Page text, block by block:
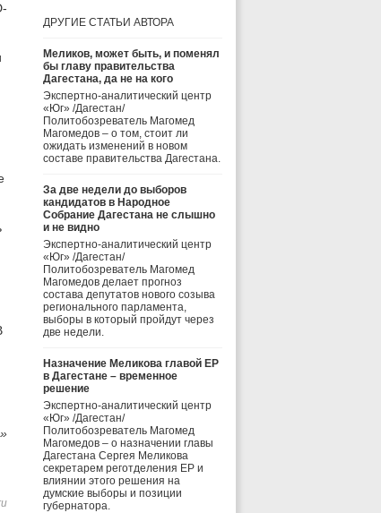
ДРУГИЕ СТАТЬИ АВТОРА
Меликов, может быть, и поменял
бы главу правительства
Дагестана, да не на кого
Экспертно-аналитический центр
«Юг» /Дагестан/
Политобозреватель Магомед
Магомедов – о том, стоит ли
ожидать изменений в новом
составе правительства Дагестана.
За две недели до выборов
кандидатов в Народное
Собрание Дагестана не слышно
и не видно
Экспертно-аналитический центр
«Юг» /Дагестан/
Политобозреватель Магомед
Магомедов делает прогноз
состава депутатов нового созыва
регионального парламента,
выборы в который пройдут через
две недели.
Назначение Меликова главой ЕР
в Дагестане – временное
решение
Экспертно-аналитический центр
«Юг» /Дагестан/
Политобозреватель Магомед
Магомедов – о назначении главы
Дагестана Сергея Меликова
секретарем реготделения ЕР и
влиянии этого решения на
думские выборы и позиции
губернатора.